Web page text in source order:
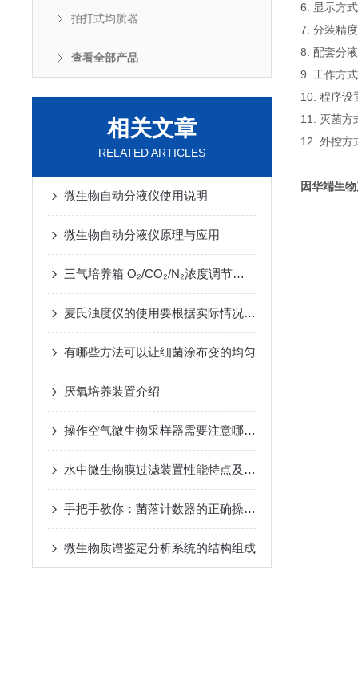
拍打式均质器
查看全部产品
相关文章
RELATED ARTICLES
微生物自动分液仪使用说明
微生物自动分液仪原理与应用
三气培养箱 O₂/CO₂/N₂浓度调节与校准
麦氏浊度仪的使用要根据实际情况操作
有哪些方法可以让细菌涂布变的均匀
厌氧培养装置介绍
操作空气微生物采样器需要注意哪些细节
水中微生物膜过滤装置性能特点及应用领域说明
手把手教你：菌落计数器的正确操作方法
微生物质谱鉴定分析系统的结构组成
6. 显示方
7. 分装精
8. 配套分
9. 工作方
10. 程序设
11. 灭菌方
12. 外控方
因华端生